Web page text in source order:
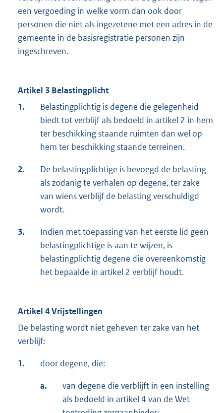
een vergoeding in welke vorm dan ook door
personen die niet als ingezetene met een adres in de
gemeente in de basisregistratie personen zijn
ingeschreven.
Artikel 3 Belastingplicht
1.
Belastingplichtig is degene die gelegenheid
biedt tot verblijf als bedoeld in artikel 2 in hem
ter beschikking staande ruimten dan wel op
hem ter beschikking staande terreinen.
2.
De belastingplichtige is bevoegd de belasting
als zodanig te verhalen op degene, ter zake
van wiens verblijf de belasting verschuldigd
wordt.
3.
Indien met toepassing van het eerste lid geen
belastingplichtige is aan te wijzen, is
belastingplichtig degene die overeenkomstig
het bepaalde in artikel 2 verblijf houdt.
Artikel 4 Vrijstellingen
De belasting wordt niet geheven ter zake van het
verblijf:
1. door degene, die:
a.
van degene die verblijft in een instelling
als bedoeld in artikel 4 van de Wet